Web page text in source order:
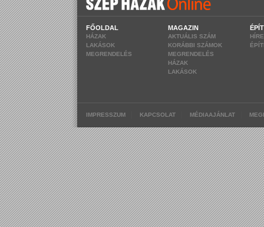
FŐOLDAL
HÁZAK
LAKÁSOK
MEGRENDELÉS
MAGAZIN
AKTUÁLIS SZÁM
KORÁBBI SZÁMOK
MEGRENDELÉS
HÁZAK
LAKÁSOK
IMPRESSZUM KAPCSOLAT MÉDIAAJÁNLAT